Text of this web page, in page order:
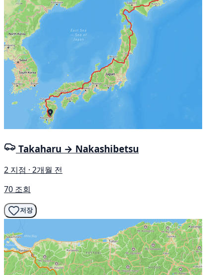
Takaharu → Nakashibetsu
2 지점 · 2개월 전
70 조회
저장